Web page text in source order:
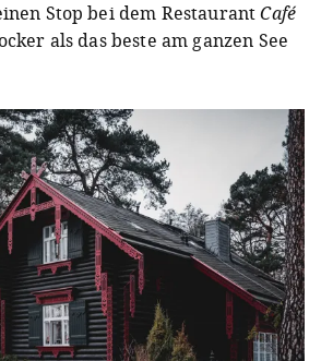
Stop bei dem RestaurantCafé
als das beste am ganzen See